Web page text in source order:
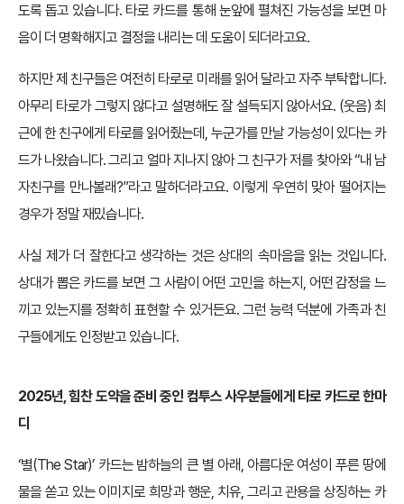
도록 돕고 있습니다. 타로 카드를 통해 눈앞에 펼쳐진 가능성을 보면 마
음이 더 명확해지고 결정을 내리는 데 도움이 되더라고요.
하지만 제 친구들은 여전히 타로로 미래를 읽어 달라고 자주 부탁합니다.
아무리 타로가 그렇지 않다고 설명해도 잘 설득되지 않아서요. (웃음) 최
근에 한 친구에게 타로를 읽어줬는데, 누군가를 만날 가능성이 있다는 카
드가 나왔습니다. 그리고 얼마 지나지 않아 그 친구가 저를 찾아와 “내 남
자친구를 만나볼래?”라고 말하더라고요. 이렇게 우연히 맞아 떨어지는
경우가 정말 재밌습니다.
사실 제가 더 잘한다고 생각하는 것은 상대의 속마음을 읽는 것입니다.
상대가 뽑은 카드를 보면 그 사람이 어떤 고민을 하는지, 어떤 감정을 느
끼고 있는지를 정확히 표현할 수 있거든요. 그런 능력 덕분에 가족과 친
구들에게도 인정받고 있습니다.
2025년, 힘찬 도약을 준비 중인 컴투스 사우분들에게 타로 카드로 한마
디
‘별(The Star)’ 카드는 밤하늘의 큰 별 아래, 아름다운 여성이 푸른 땅에
물을 쏟고 있는 이미지로 희망과 행운, 치유, 그리고 관용을 상징하는 카